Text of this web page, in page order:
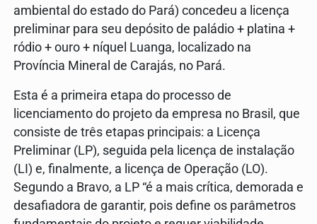
ambiental do estado do Pará) concedeu a licença
preliminar para seu depósito de paládio + platina +
ródio + ouro + níquel Luanga, localizado na
Província Mineral de Carajás, no Pará.
Esta é a primeira etapa do processo de
licenciamento do projeto da empresa no Brasil, que
consiste de três etapas principais: a Licença
Preliminar (LP), seguida pela licença de instalação
(LI) e, finalmente, a licença de Operação (LO).
Segundo a Bravo, a LP “é a mais crítica, demorada e
desafiadora de garantir, pois define os parâmetros